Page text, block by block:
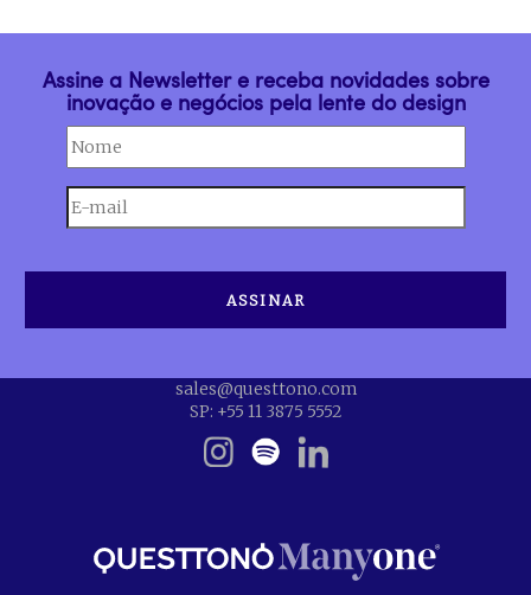
Assine a Newsletter e receba novidades sobre
inovação e negócios pela lente do design
sales@questtono.com
SP: +55 11 3875 5552